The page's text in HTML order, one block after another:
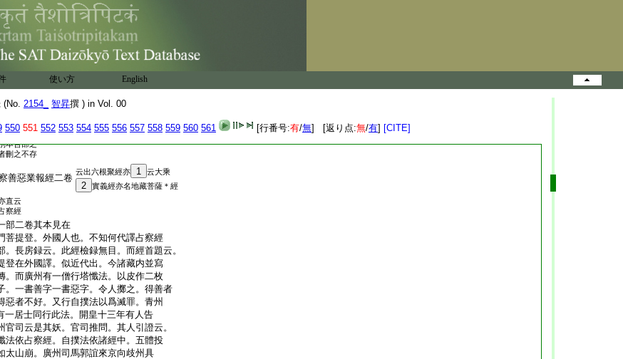
使い方 English
(No. 2154_ 智昇撰 ) in Vol. 00
550 551 552 553 554 555 556 557 558 559 560 561 [行番号:有/無] [返り点:無/有] [CITE]
藏
18 二品分爲五卷
梁時眞諦
分別品業障滅品
羅尼最淨地品依空滿願品通
八成二十
19 四分成七卷
隋代志徳
前後所出。共二十四品分爲八卷。沙門彦
覆勘校品部究足。始自于斯文號經王。
深妙願言幽顯。頂 20 戴護持
有差舛如後大乘録及刪繁録中具述故此録中存其
本合部之
刪之不存
善惡業報經二卷
云出六根聚經亦 1 云大乘
2 實義經亦名地藏菩薩＊經
直云
察經
部二卷其本見在
菩提登。外國人也。不知何代譯占察經
。長房録云。此經檢録無目。而經首題云。
登在外國譯。似近代出。今諸藏内並寫
。而廣州有一僧行塔懺法。以皮作二枚
。一書善字一書惡字。令人擲之。得善者
惡者不好。又行自撲法以爲滅罪。青州
一居士同行此法。開皇十三年有人告
官司云是其妖。官司推問。其人引證云。
法依占察經。自撲法依諸經中。五體投
太山崩。廣州司馬郭誼來京向歧州具